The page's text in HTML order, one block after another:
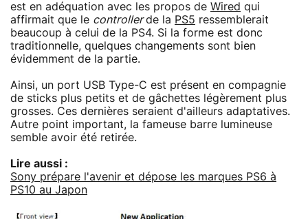
est en adéquation avec les propos de Wired qui
affirmait que le controllerde la PS5 ressemblerait
beaucoup à celui de la PS4. Si la forme est donc
traditionnelle, quelques changements sont bien
évidemment de la partie.
Ainsi, un port USB Type-C est présent en compagnie
de sticks plus petits et de gâchettes légèrement plus
grosses. Ces dernières seraient d'ailleurs adaptatives.
Autre point important, la fameuse barre lumineuse
semble avoir été retirée.
Lire aussi :
Sony prépare l'avenir et dépose les marques PS6 à
PS10 au Japon